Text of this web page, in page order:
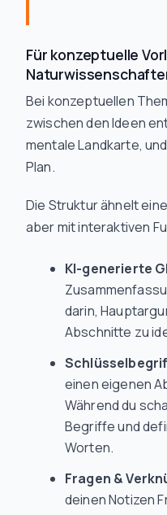
Für konzeptuelle
Bei konzeptuellen
zwischen den Ideen
mentale Landkarte,
Plan.
Die Struktur ähnelt
aber mit interaktiven
KI-generierte
darin,
Abschnitte zu
einen eigenen
Während du
Begriffe und
Worten.
Fragen &
deinen Notizen